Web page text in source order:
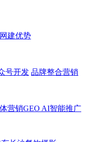
网建优势
号开发 品牌整合营销
营销GEO AI智能推广